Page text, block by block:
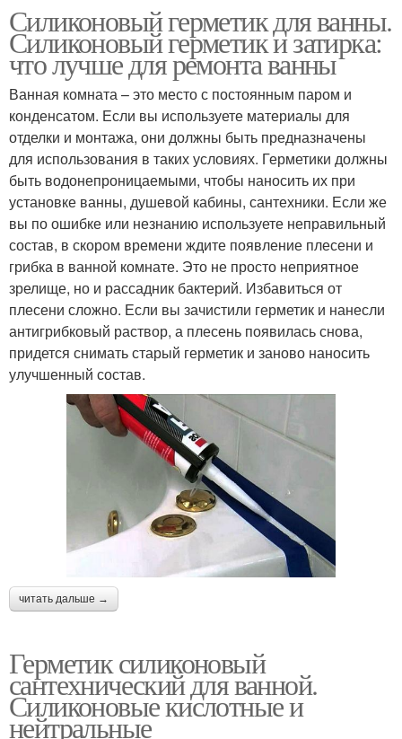
Силиконовый герметик для ванны.
Силиконовый герметик и затирка:
что лучше для ремонта ванны
Ванная комната – это место с постоянным паром и
конденсатом. Если вы используете материалы для
отделки и монтажа, они должны быть предназначены
для использования в таких условиях. Герметики должны
быть водонепроницаемыми, чтобы наносить их при
установке ванны, душевой кабины, сантехники. Если же
вы по ошибке или незнанию используете неправильный
состав, в скором времени ждите появление плесени и
грибка в ванной комнате. Это не просто неприятное
зрелище, но и рассадник бактерий. Избавиться от
плесени сложно. Если вы зачистили герметик и нанесли
антигрибковый раствор, а плесень появилась снова,
придется снимать старый герметик и заново наносить
улучшенный состав.
читать дальше →
Герметик силиконовый
сантехнический для ванной.
Силиконовые кислотные и
нейтральные